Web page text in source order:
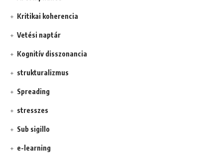
Kritikai koherencia
Vetési naptár
Kognitív disszonancia
strukturalizmus
Spreading
stresszes
Sub sigillo
e-learning